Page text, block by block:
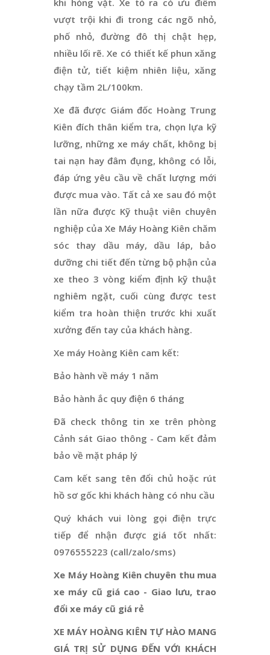
vượt trội khi đi trong các ngõ nhỏ,
phố nhỏ, đường đô thị chật hẹp,
nhiều lối rẽ. Xe có thiết kế phun xăng
điện tử, tiết kiệm nhiên liệu, xăng
chạy tầm 2L/100km.
Xe đã được Giám đốc Hoàng Trung
Kiên đích thân kiểm tra, chọn lựa kỹ
lưỡng, những xe máy chất, không bị
tai nạn hay đâm đụng, không có lỗi,
đáp ứng yêu cầu về chất lượng mới
được mua vào. Tất cả xe sau đó một
lần nữa được Kỹ thuật viên chuyên
nghiệp của Xe Máy Hoàng Kiên chăm
sóc thay dầu máy, dầu láp, bảo
dưỡng chi tiết đến từng bộ phận của
xe theo 3 vòng kiểm định kỹ thuật
nghiêm ngặt, cuối cùng được test
kiểm tra hoàn thiện trước khi xuất
xưởng đến tay của khách hàng.
Xe máy Hoàng Kiên cam kết:
Bảo hành về máy 1 năm
Bảo hành ắc quy điện 6 tháng
Đã check thông tin xe trên phòng
Cảnh sát Giao thông - Cam kết đảm
bảo về mặt pháp lý
Cam kết sang tên đổi chủ hoặc rút
hồ sơ gốc khi khách hàng có nhu cầu
Quý khách vui lòng gọi điện trực
tiếp để nhận được giá tốt nhất:
0976555223 (call/zalo/sms)
Xe Máy Hoàng Kiên chuyên thu mua
xe máy cũ giá cao - Giao lưu, trao
đổi xe máy cũ giá rẻ
XE MÁY HOÀNG KIÊN TỰ HÀO MANG
GIÁ TRỊ SỬ DỤNG ĐẾN VỚI KHÁCH